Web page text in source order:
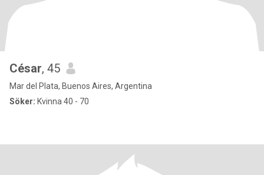
César, 45
Mar del Plata, Buenos Aires, Argentina
Söker: Kvinna 40 - 70